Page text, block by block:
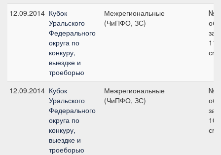
12.09.2014 Кубок
Уральского
Федерального
округа по
конкуру,
выездке и
троеборью
Межрегиональные
(ЧиПФО, ЗС)
№5
110
см
12.09.2014 Кубок
Уральского
Федерального
округа по
конкуру,
выездке и
троеборью
Межрегиональные
(ЧиПФО, ЗС)
№2
100
см